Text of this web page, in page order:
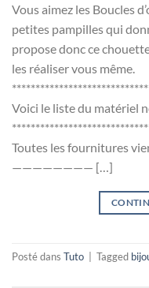
Vous aimez les Boucles
petites pampilles qui
propose donc ce
les réaliser vous même.
Voici le liste du matériel
Toutes les fournitures
———————— […]
Posté dans Tuto Tagged